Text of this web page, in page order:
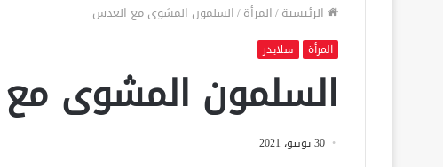
الرئيسية/المرأة/السلمون المشوى مع العدس
المرأة سلايدر
السلمون المشوى
30 يونيو، 2021